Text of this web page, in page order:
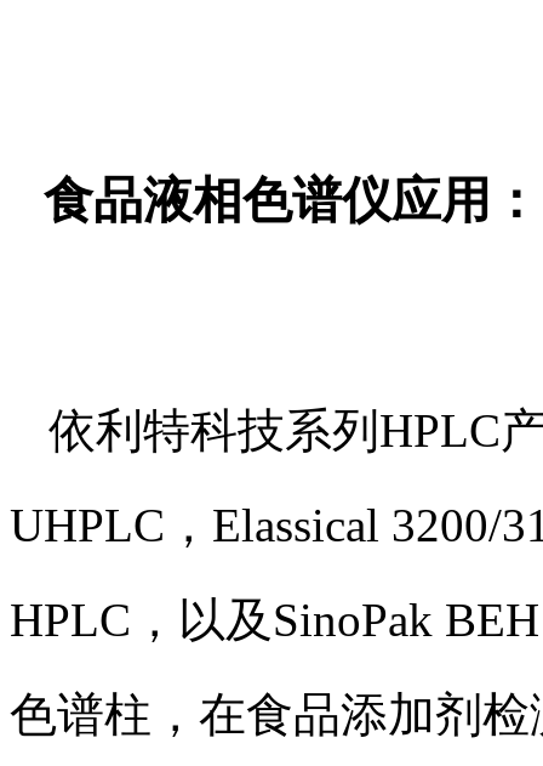
食品液相色谱仪应用：
依利特科技系列HPLC
UHPLC，Elassical 3200/
HPLC，以及SinoPak
色谱柱，在食品添加剂